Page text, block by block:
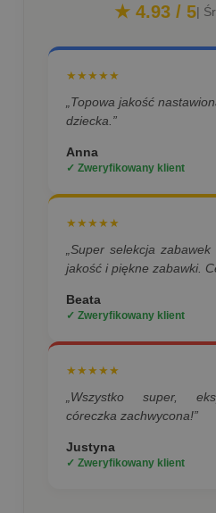
★ 4.93 / 5|
★★★★★
„Topowa jakość
dziecka.”
Anna
✓ Zweryfikowany klient
★★★★★
„Super selekcja
jakość i piękne zabawki.
Beata
✓ Zweryfikowany klient
★★★★★
„Wszystko super,
córeczka zachwycona!”
Justyna
✓ Zweryfikowany klient